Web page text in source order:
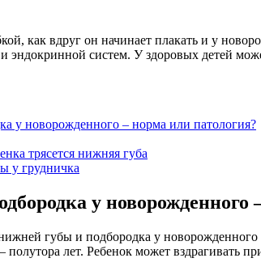
как вдруг он начинает плакать и у
эндокринной систем. У здоровых детей
у новорожденного – норма или патология?
трясется нижняя губа
у грудничка
у новорожденного
губы и подбородка у новорожденного
полутора лет. Ребенок может вздрагивать